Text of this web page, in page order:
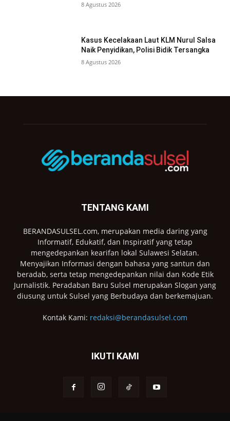
8 Agustus 2026
Kasus Kecelakaan Laut KLM Nurul Salsa
Naik Penyidikan, Polisi Bidik Tersangka
8 Agustus 2026
TENTANG KAMI
BERANDASULSEL.com, merupakan media daring yang
Informatif, Edukatif, dan Inspiratif yang tetap
mengedepankan kearifan lokal Sulawesi Selatan.
Menyajikan Informasi dengan bahasa yang santun dan
beradab, serta tetap mengedepankan nilai dan Kode Etik
Jurnalistik. Peradaban Baru Sulsel merupakan Slogan yang
diusung untuk Sulsel yang Berbudaya dan berkemajuan.
Kontak Kami: redaksi@berandasulsel.com
IKUTI KAMI